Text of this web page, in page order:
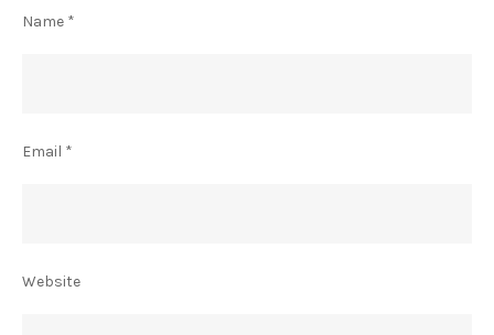
Name *
Email *
Website